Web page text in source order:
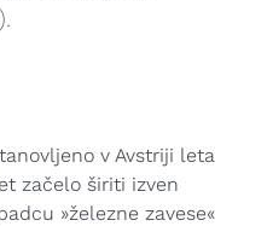
v Avstriji leta
začelo širiti izven
»železne zavese«